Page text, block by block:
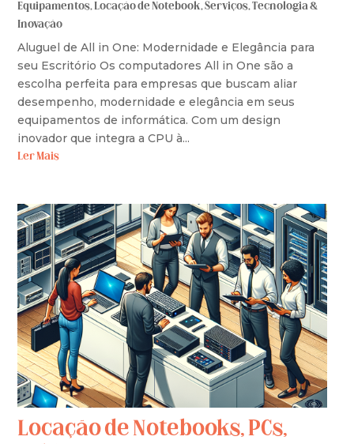
Equipamentos,Locação de Notebook,Serviços,Tecnologia &
Inovação
Aluguel de All in One: Modernidade e Elegância para
seu Escritório Os computadores All in One são a
escolha perfeita para empresas que buscam aliar
desempenho, modernidade e elegância em seus
equipamentos de informática. Com um design
inovador que integra a CPU à...
Ler Mais
Locação de Notebooks, PCs,